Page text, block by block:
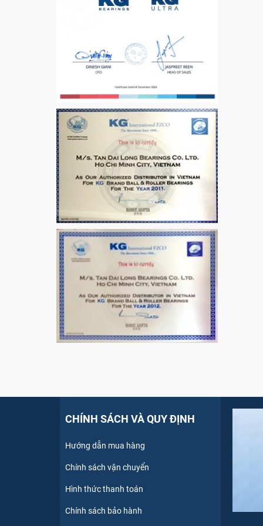
CỐT BƠM NƯỚC
MĂNG XÔNG H2306
Vòng Bi / Bạc Đạn Ốc
Bích 7215 B
VÒNG BI / BẠC ĐẠN
MẮT TRÂU GE12
VÒNG BI / BẠC ĐẠN
CHÀ TRÒN 51106
CHÍNH SÁCH VÀ QUY ĐỊNH
Hướng dẫn mua hàng
Chính sách vận chuyển
Hình thức thanh toán
Chính sách bảo hành